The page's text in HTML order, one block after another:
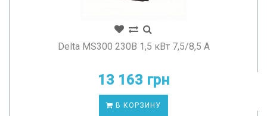
Delta MS300 230В 1,5 кВт 7,5/8,5 А
13 163 грн
В КОРЗИНУ